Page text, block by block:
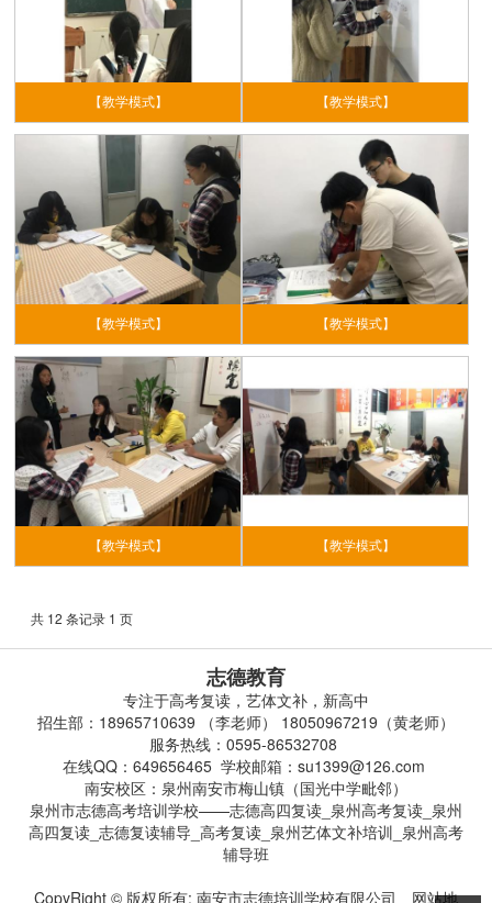
【教学模式】 【教学模式】
【教学模式】 【教学模式】
【教学模式】 【教学模式】
共 12 条记录 1 页
志德教育
专注于高考复读，艺体文补，新高中
招生部：18965710639 （李老师） 18050967219（黄老师）
服务热线：0595-86532708
在线QQ：649656465 学校邮箱：su1399@126.com
南安校区：泉州南安市梅山镇（国光中学毗邻）
泉州市志德高考培训学校——志德高四复读_泉州高考复读_泉州
高四复读_志德复读辅导_高考复读_泉州艺体文补培训_泉州高考
辅导班
CopyRight © 版权所有: 南安市志德培训学校有限公司 网站地